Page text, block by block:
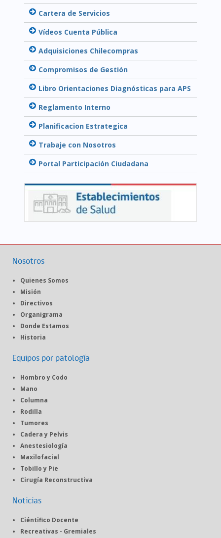
Cartera de Servicios
Vídeos Cuenta Pública
Adquisiciones Chilecompras
Compromisos de Gestión
Libro Orientaciones Diagnósticas para APS
Reglamento Interno
Planificacion Estrategica
Trabaje con Nosotros
Portal Participación Ciudadana
Nosotros
Quienes Somos
Misión
Directivos
Organigrama
Donde Estamos
Historia
Equipos por patología
Hombro y Codo
Mano
Columna
Rodilla
Tumores
Cadera y Pelvis
Anestesiología
Maxilofacial
Tobillo y Pie
Cirugía Reconstructiva
Noticias
Ciéntifico Docente
Recreativas - Gremiales